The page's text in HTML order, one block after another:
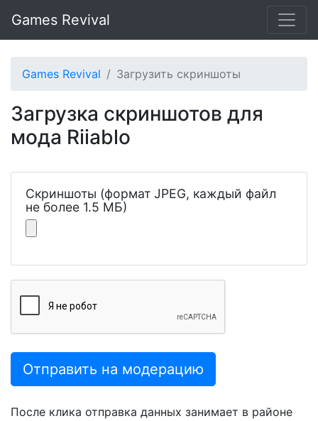
Games Revival
Games Revival Загрузить скриншоты
Загрузка скриншотов для
мода Riiablo
Скриншоты (формат JPEG, каждый файл
не более 1.5 МБ)
Отправить на модерацию
После клика отправка данных занимает в районе